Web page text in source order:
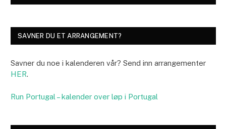
SAVNER DU ET ARRANGEMENT?
Savner du noe i kalenderen vår? Send inn arrangementer
HER.
Run Portugal – kalender over løp i Portugal